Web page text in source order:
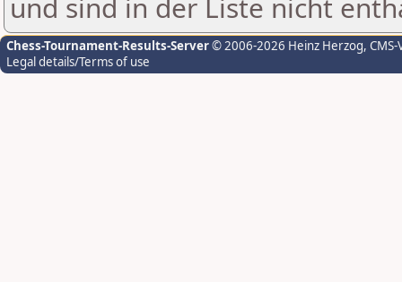
und sind in der Liste nicht
Chess-Tournament-Results-Server© 2006-2026 Heinz Herzog,
Legal details/Terms of use